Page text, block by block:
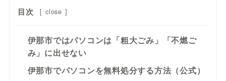
目次 [ close ]
伊那市ではパソコンは「粗大ごみ」「不燃ご
み」に出せない
伊那市でパソコンを無料処分する方法（公式）